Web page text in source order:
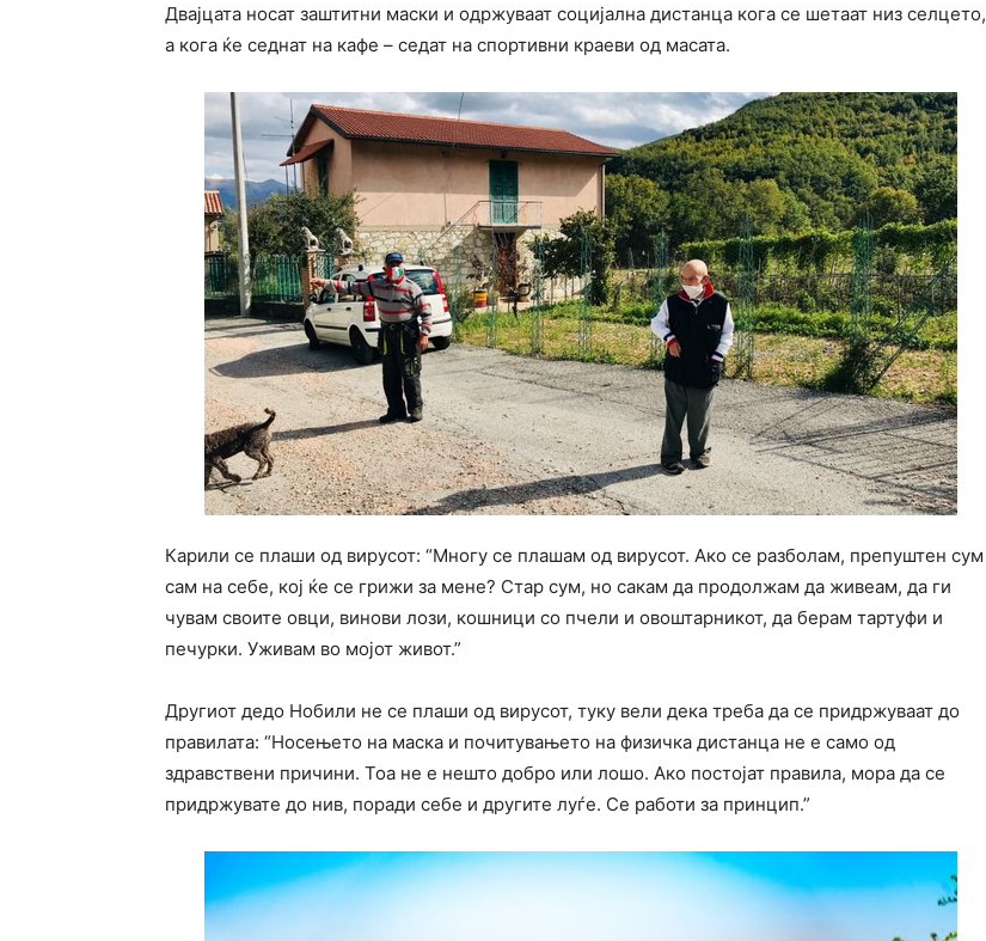
Двајцата носат заштитни маски и одржуваат социјална дистанца кога се шетаат низ селцето,
а кога ќе седнат на кафе – седат на спортивни краеви од масата.
Карили се плаши од вирусот: “Многу се плашам од вирусот. Ако се разболам, препуштен сум
сам на себе, кој ќе се грижи за мене? Стар сум, но сакам да продолжам да живеам, да ги
чувам своите овци, винови лози, кошници со пчели и овоштарникот, да берам тартуфи и
печурки. Уживам во мојот живот.”
Другиот дедо Нобили не се плаши од вирусот, туку вели дека треба да се придржуваат до
правилата: “Носењето на маска и почитувањето на физичка дистанца не е само од
здравствени причини. Тоа не е нешто добро или лошо. Ако постојат правила, мора да се
придржувате до нив, поради себе и другите луѓе. Се работи за принцип.”